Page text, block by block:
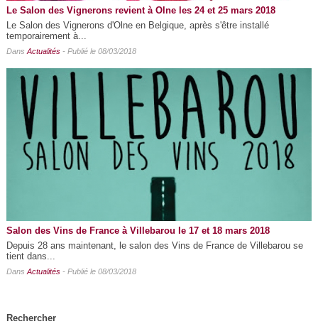
Le Salon des Vignerons revient à Olne les 24 et 25 mars 2018
Le Salon des Vignerons d'Olne en Belgique, après s'être installé
temporairement à...
Dans Actualités- Publié le 08/03/2018
Salon des Vins de France à Villebarou le 17 et 18 mars 2018
Depuis 28 ans maintenant, le salon des Vins de France de Villebarou se
tient dans...
Dans Actualités- Publié le 08/03/2018
Rechercher